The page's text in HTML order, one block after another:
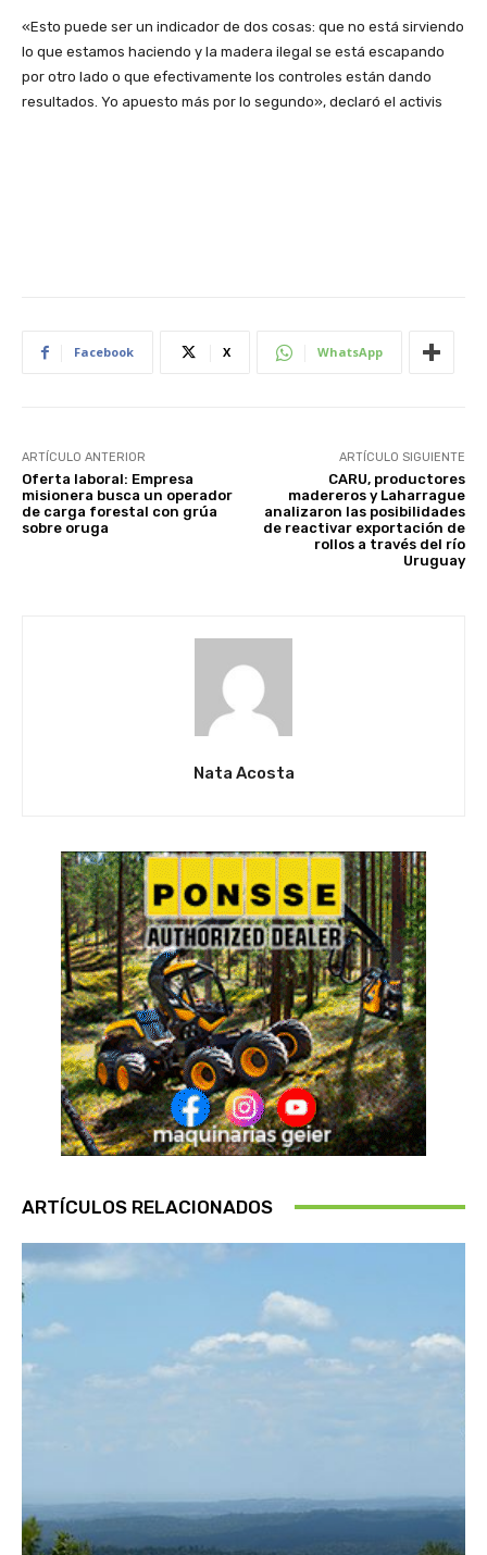
«Esto puede ser un indicador de dos cosas: que no está sirviendo
lo que estamos haciendo y la madera ilegal se está escapando
por otro lado o que efectivamente los controles están dando
resultados. Yo apuesto más por lo segundo», declaró el activis
Facebook X WhatsApp
ARTÍCULO ANTERIOR
Oferta laboral: Empresa
misionera busca un operador
de carga forestal con grúa
sobre oruga
ARTÍCULO SIGUIENTE
CARU, productores
madereros y Laharrague
analizaron las posibilidades
de reactivar exportación de
rollos a través del río
Uruguay
Nata Acosta
ARTÍCULOS RELACIONADOS